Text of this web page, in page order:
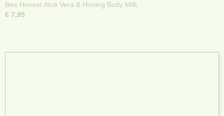
Bee Honest Aloë Vera & Honing Body Milk
€ 7,95